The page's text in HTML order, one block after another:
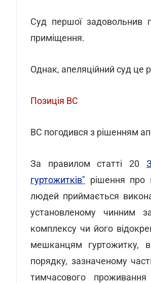
Суд першої задовольнив
приміщення.
Однак, апеляційний суд це
Позиція ВС
ВС погодився з рішенням
За правилом статті 20
гуртожитків" рішення про
людей приймається
установленому чинним
комплексу чи його
мешканцям гуртожитку,
порядку, зазначеному
тимчасового